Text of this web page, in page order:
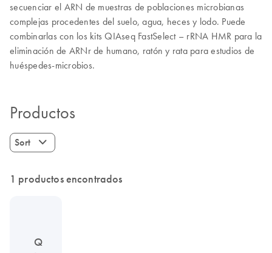
secuenciar el ARN de muestras de poblaciones microbianas
complejas procedentes del suelo, agua, heces y lodo. Puede
combinarlas con los kits QIAseq FastSelect – rRNA HMR para la
eliminación de ARNr de humano, ratón y rata para estudios de
huéspedes-microbios.
Productos
Sort
1 productos encontrados
Q